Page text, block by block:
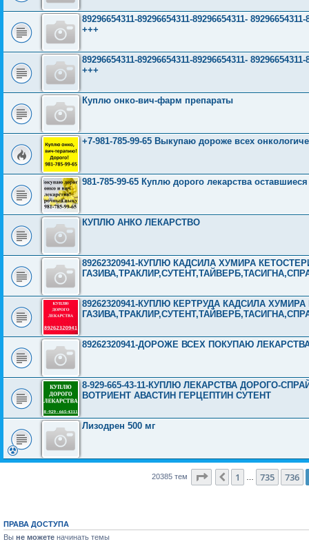
89296654311-89296654311-89296654311-
+++
89296654311-89296654311-89296654311-
+++
Куплю онко-вич-фарм препараты
+7-981-785-99-65 Выкупаю дороже всех
981-785-99-65 Куплю дорого лекарства
КУПЛЮ АНКО ЛЕКАРСТВО
89262320941-КУПЛЮ КАДСИЛА ХУМИРА
89262320941-КУПЛЮ КЕРТРУДА КАДСИЛА
89262320941-ДОРОЖЕ ВСЕХ ПОКУПАЮ
8-929-665-43-11-КУПЛЮ ЛЕКАРСТВА ДОРОГО-
ВОТРИЕНТ АВАСТИН ГЕРЦЕПТИН СУТЕНТ
Лизодрен 500 мг
20385 тем Страница 737из 816
Пред.
1 735 736
ПРАВА ДОСТУПА
Вы не можете начинать темы